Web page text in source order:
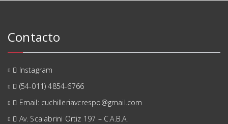
Contacto
Instagram
(54-011) 4854-6766
Email: cuchilleriavcrespo@gmail.com
Av. Scalabrini Ortiz 197 – C.A.B.A.